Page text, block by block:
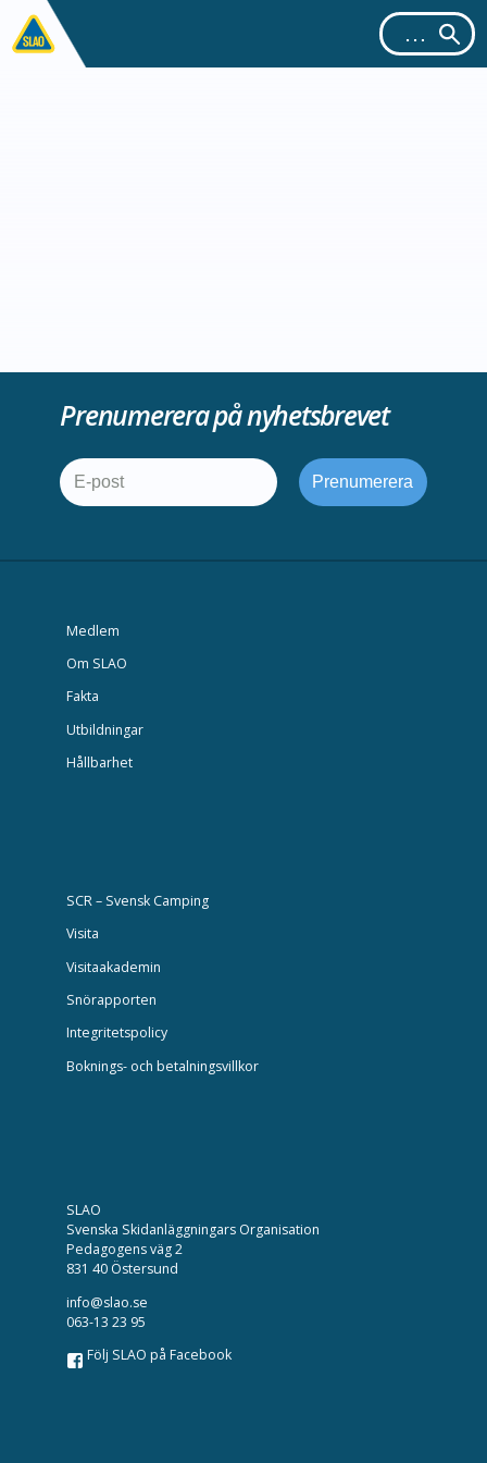
Prenumerera på nyhetsbrevet
Medlem
Om SLAO
Fakta
Utbildningar
Hållbarhet
SCR – Svensk Camping
Visita
Visitaakademin
Snörapporten
Integritetspolicy
Boknings- och betalningsvillkor
SLAO
Svenska Skidanläggningars Organisation
Pedagogens väg 2
831 40 Östersund
info@slao.se
063-13 23 95
Följ SLAO på Facebook